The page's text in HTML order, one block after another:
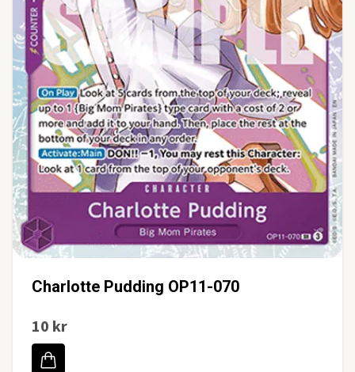
Charlotte Pudding OP11-070
10 kr